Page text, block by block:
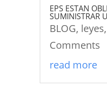
EPS ESTAN
SUMINISTRAR
BLOG, leyes,
Comments
read more